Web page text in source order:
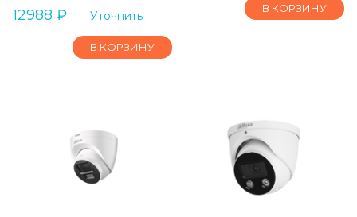
12988 ₽ Уточнить
В КОРЗИНУ
В КОРЗИНУ